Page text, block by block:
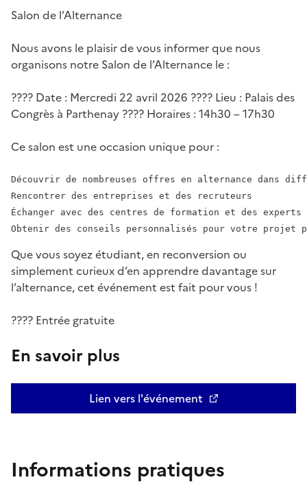
Salon de l’Alternance
Nous avons le plaisir de vous informer que nous
organisons notre Salon de l’Alternance le :
???? Date : Mercredi 22 avril 2026 ???? Lieu : Palais des
Congrès à Parthenay ???? Horaires : 14h30 – 17h30
Ce salon est une occasion unique pour :
Découvrir de nombreuses offres en alternance dans
Rencontrer des entreprises et des recruteurs
Échanger avec des centres de formation et des
Que vous soyez étudiant, en reconversion ou
simplement curieux d’en apprendre davantage sur
l’alternance, cet événement est fait pour vous !
???? Entrée gratuite
En savoir plus
Lien vers l'événement
Informations pratiques